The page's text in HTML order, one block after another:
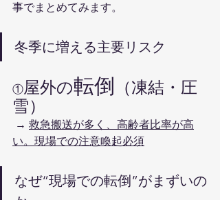
事でまとめてみます。
冬季に増える主要リスク
①屋外の転倒
（凍結・圧
雪）
→ 救急搬送が多く、高齢者比率が高
い。現場での注意喚起必須
なぜ“現場での転倒”がまずいの